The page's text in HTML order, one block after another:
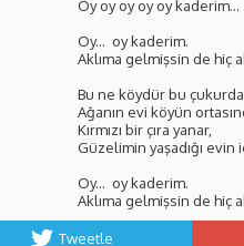
Oy oy oy oy oy kaderim...
Oy... oy kaderim.
Aklıma gelmişsin de hiç
Bu ne köydür bu
Ağanın evi köyün
Kırmızı bir çıra yanar,
Güzelimin yaşadığı evin
Oy... oy kaderim.
Aklıma gelmişsin de hiç
Tweetle